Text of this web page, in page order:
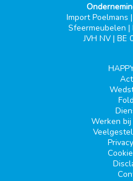
Import Poelmans
Sfeermeubelen |
JVH NV | BE
Werken